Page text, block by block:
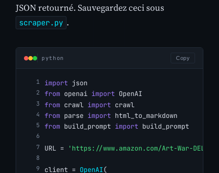
JSON retourné. Sauvegardez ceci sous
scraper.py .
python Copy
import json
from openai import OpenAI
from crawl import crawl
from parse import html_to_markdown
from build_prompt import build_prompt
URL = 'https://www.amazon.com/Art-War-
client = OpenAI(